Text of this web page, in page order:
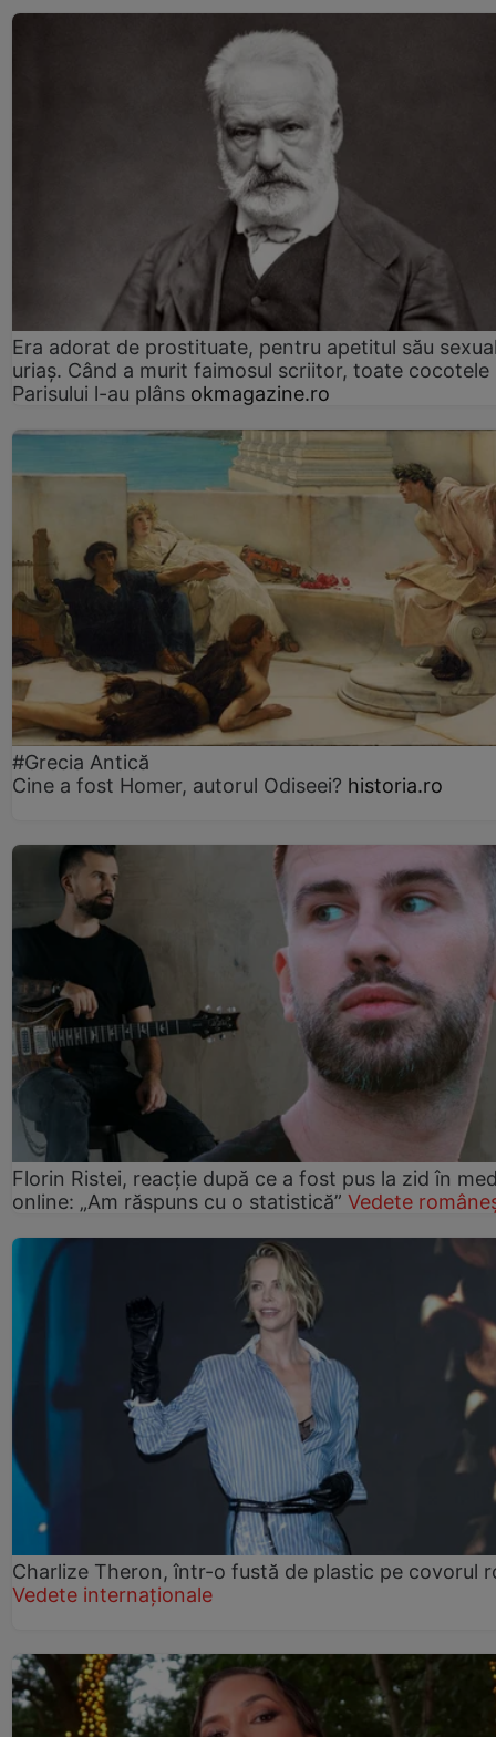
Era adorat de prostituate, pentru apetitul său
uriaș. Când a murit faimosul scriitor, toate cocotele
Parisului l-au plâns okmagazine.ro
#Grecia Antică
Cine a fost Homer, autorul Odiseei? historia.ro
Florin Ristei, reacție după ce a fost pus la zid în
online: „Am răspuns cu o statistică” Vedete
Charlize Theron, într-o fustă de plastic pe covorul
Vedete internaționale